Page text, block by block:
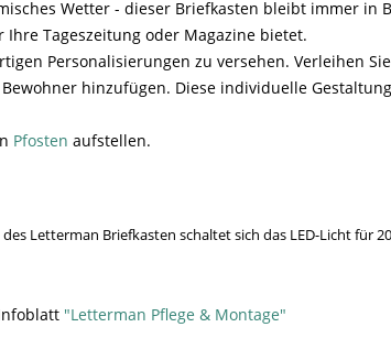
Wetter - dieser Briefkasten bleibt immer in
Tageszeitung oder Magazine bietet.
Personalisierungen zu versehen. Verleihen
hinzufügen. Diese individuelle
Pfosten aufstellen.
Letterman Briefkasten schaltet sich das LED-Licht für
"Letterman Pflege & Montage"